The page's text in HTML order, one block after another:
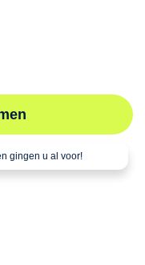
gingen u al voor!